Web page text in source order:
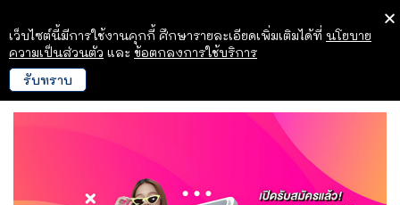
เว็บไซต์นี้มีการใช้งานคุกกี้ ศึกษารายละเอียดเพิ่มเติมได้ที่ นโยบาย
ความเป็นส่วนตัว และ ข้อตกลงการใช้บริการ
รับทราบ